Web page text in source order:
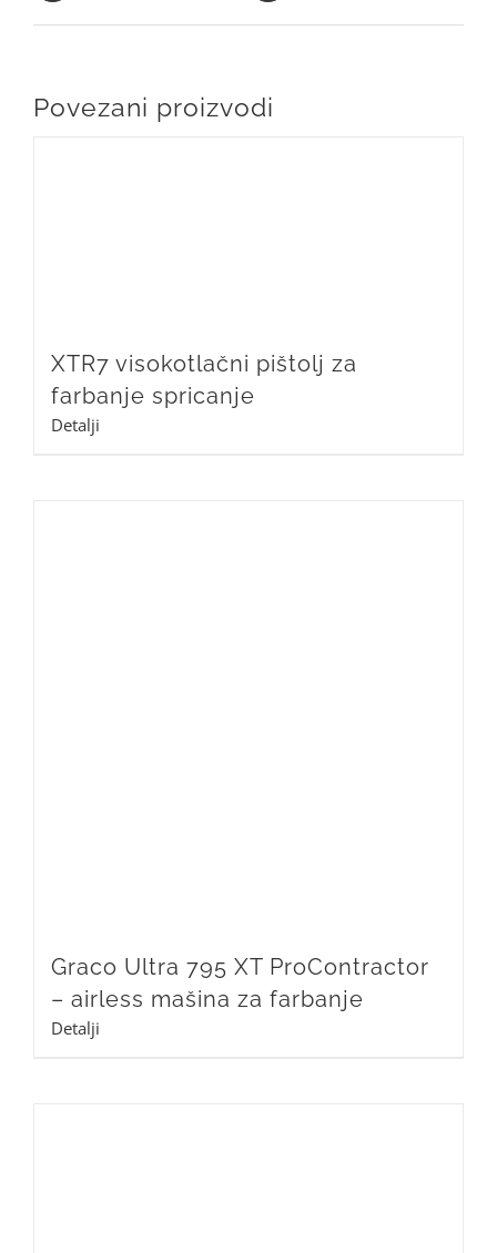
Povezani proizvodi
XTR7 visokotlačni pištolj za
farbanje spricanje
Detalji
Graco Ultra 795 XT ProContractor
– airless mašina za farbanje
Detalji